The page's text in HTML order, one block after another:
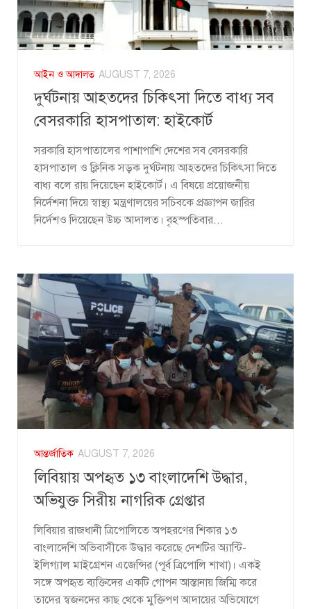
আইন ও আদালত AUGUST 7, 2026
দুর্ঘটনায় আহতদের চিকিৎসা দিতে বাধ্য সব
বেসরকারি হাসপাতাল: হাইকোর্ট
সরকারি হাসপাতালের পাশাপাশি দেশের সব বেসরকারি
হাসপাতাল ও ক্লিনিক সড়ক দুর্ঘটনায় আহতদের চিকিৎসা দিতে
বাধ্য বলে রায় দিয়েছেন হাইকোর্ট। এ বিষয়ে প্রয়োজনীয়
নির্দেশনা দিয়ে স্বাস্থ্য মন্ত্রণালয়ের সচিবকে প্রজ্ঞাপন জারির
নির্দেশও দিয়েছেন উচ্চ আদালত। বৃহস্পতিবার...
আন্তর্জাতিক AUGUST 7, 2026
লিবিয়ায় অপহৃত ১৩ বাংলাদেশি উদ্ধার,
অভিযুক্ত সিরীয় নাগরিক গ্রেপ্তার
লিবিয়ার রাজধানী ত্রিপোলিতে অপহরণের শিকার ১৩
বাংলাদেশি অভিবাসীকে উদ্ধার করেছে দেশটির অ্যান্টি-
ইলিগ্যাল মাইগ্রেশন এজেন্সির (পূর্ব ত্রিপোলি শাখা)। একই
সঙ্গে অপহৃত ব্যক্তিদের একটি গোপন আস্তানায় জিম্মি করে
তাদের স্বজনদের কাছ থেকে মুক্তিপণ আদায়ের অভিযোগে